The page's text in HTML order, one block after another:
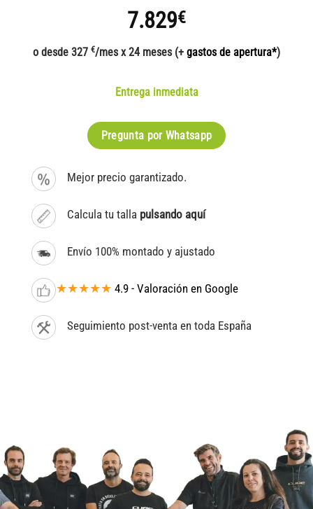
7.829€
o desde 327 €/mes x 24 meses (+ gastos de apertura*)
Entrega inmediata
Pregunta por Whatsapp
Mejor precio garantizado.
Calcula tu talla pulsando aquí
Envío 100% montado y ajustado
★★★★★ 4.9 - Valoración en Google
Seguimiento post-venta en toda España